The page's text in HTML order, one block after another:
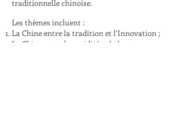
traditionnelle chinoise.
Les thèmes incluent :
La Chine entre la tradition et l’Innovation ;
La Chine entre la rapidité et la lenteur ;